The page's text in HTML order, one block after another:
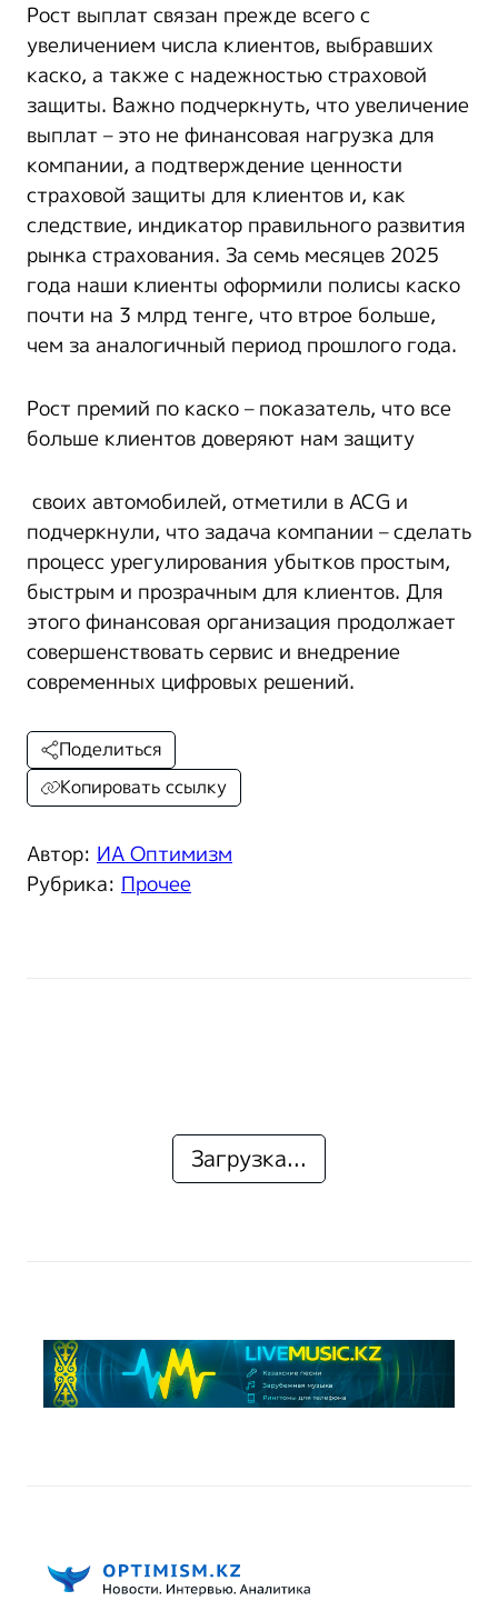
Рост выплат связан прежде всего с
увеличением числа клиентов, выбравших
каско, а также с надежностью страховой
защиты. Важно подчеркнуть, что увеличение
выплат – это не финансовая нагрузка для
компании, а подтверждение ценности
страховой защиты для клиентов и, как
следствие, индикатор правильного развития
рынка страхования. За семь месяцев 2025
года наши клиенты оформили полисы каско
почти на 3 млрд тенге, что втрое больше,
чем за аналогичный период прошлого года.
Рост премий по каско – показатель, что все
больше клиентов доверяют нам защиту
своих автомобилей, отметили в ACG и
подчеркнули, что задача компании – сделать
процесс урегулирования убытков простым,
быстрым и прозрачным для клиентов. Для
этого финансовая организация продолжает
совершенствовать сервис и внедрение
современных цифровых решений.
Автор: ИА Оптимизм
Рубрика: Прочее
Поделиться
Копировать ссылку
Загрузка...